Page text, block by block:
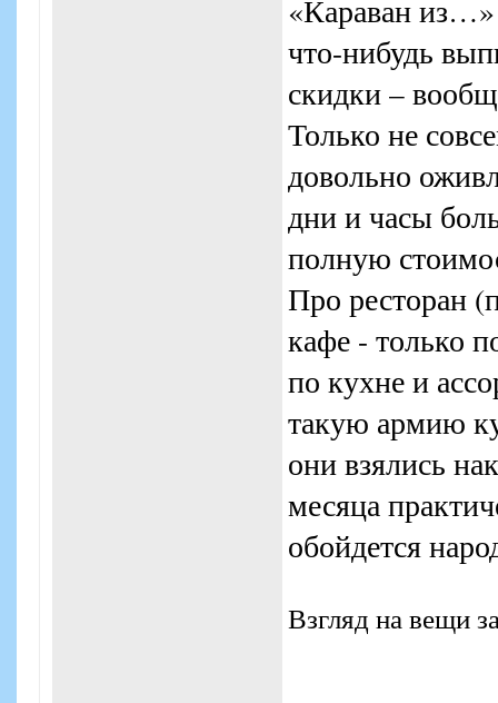
«Караван
что-нибудь
скидки –
Только не
довольно
дни и часы
полную
Про ресторан
кафе - только
по кухне и
такую армию
они взялись
месяца
обойдется
Взгляд на вещи